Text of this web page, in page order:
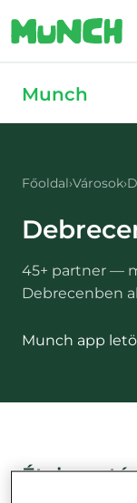
Munch
Főoldal›Városok›
45+ partner —
Debrecenben
Munch app